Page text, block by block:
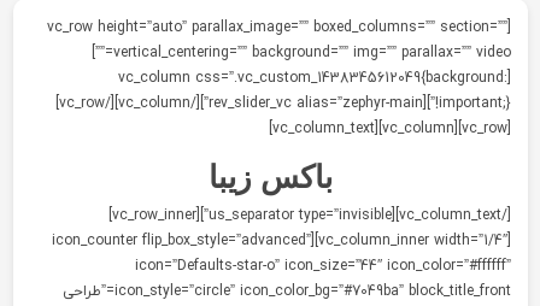
[vc_row height=”auto” parallax_image=”” boxed_columns=”” section=””
vertical_centering=”” background=”” img=”” parallax=”” video=””]
[vc_column css=”.vc_custom_1438345612049{background:
!important;}”][rev_slider_vc alias=”zephyr-main”][/vc_column][/vc_row]
باکس زیبا
[/vc_column_text][us_separator type=”invisible”][vc_row_inner]
[vc_column_inner width=”1/4″][icon_counter flip_box_style=”advanced”
icon=”Defaults-star-o” icon_size=”44″
icon_style=”circle” icon_color_bg=”#7049ba” block_title_front=”طراحی